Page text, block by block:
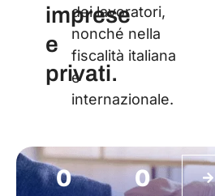
imprese
e
privati.
dei lavoratori,
nonché nella
fiscalità italiana
e
internazionale.
0 0